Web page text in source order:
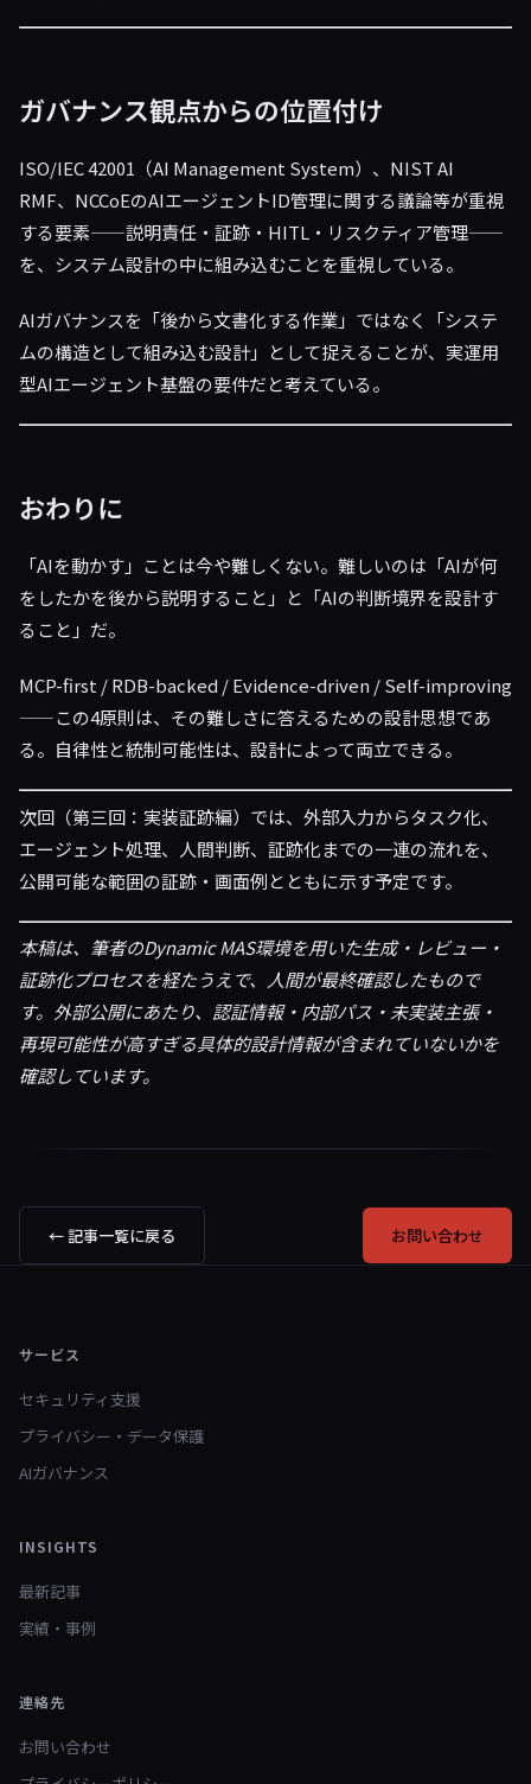
ガバナンス観点からの位置付け
ISO/IEC 42001（AI Management System）、NIST AI
RMF、NCCoEのAIエージェントID管理に関する議論等が重視
する要素——説明責任・証跡・HITL・リスクティア管理——
を、システム設計の中に組み込むことを重視している。
AIガバナンスを「後から文書化する作業」ではなく「システ
ムの構造として組み込む設計」として捉えることが、実運用
型AIエージェント基盤の要件だと考えている。
おわりに
「AIを動かす」ことは今や難しくない。難しいのは「AIが何
をしたかを後から説明すること」と「AIの判断境界を設計す
ること」だ。
MCP-first / RDB-backed / Evidence-driven / Self-improving
——この4原則は、その難しさに答えるための設計思想であ
る。自律性と統制可能性は、設計によって両立できる。
次回（第三回：実装証跡編）では、外部入力からタスク化、
エージェント処理、人間判断、証跡化までの一連の流れを、
公開可能な範囲の証跡・画面例とともに示す予定です。
本稿は、筆者のDynamic MAS環境を用いた生成・レビュー・
証跡化プロセスを経たうえで、人間が最終確認したもので
す。外部公開にあたり、認証情報・内部パス・未実装主張・
再現可能性が高すぎる具体的設計情報が含まれていないかを
確認しています。
← 記事一覧に戻る お問い合わせ
サービス
セキュリティ支援
プライバシー・データ保護
AIガバナンス
INSIGHTS
最新記事
実績・事例
連絡先
お問い合わせ